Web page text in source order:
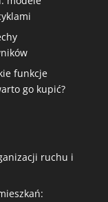
funkcje
go kupić?
ruchu i